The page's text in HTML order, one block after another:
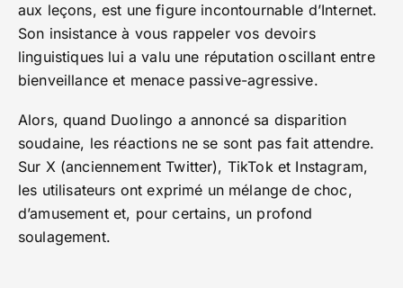
aux leçons, est une figure incontournable d’Internet.
Son insistance à vous rappeler vos devoirs
linguistiques lui a valu une réputation oscillant entre
bienveillance et menace passive-agressive.
Alors, quand Duolingo a annoncé sa disparition
soudaine, les réactions ne se sont pas fait attendre.
Sur X (anciennement Twitter), TikTok et Instagram,
les utilisateurs ont exprimé un mélange de choc,
d’amusement et, pour certains, un profond
soulagement.